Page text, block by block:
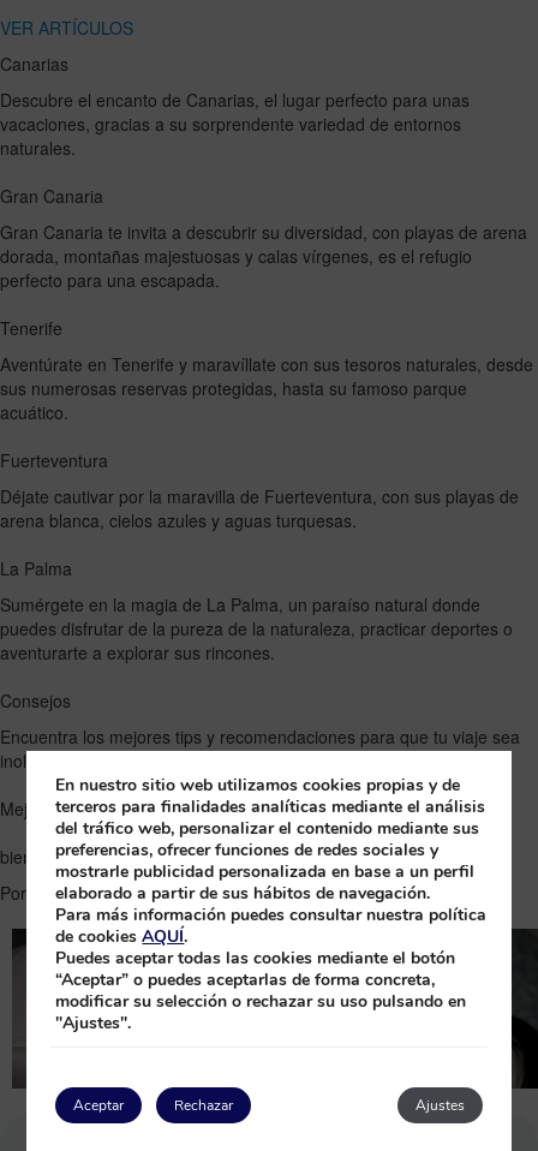
VER ARTÍCULOS
Canarias
Descubre el encanto de Canarias, el lugar perfecto para unas
vacaciones, gracias a su sorprendente variedad de entornos
naturales.
Gran Canaria
Gran Canaria te invita a descubrir su diversidad, con playas de arena
dorada, montañas majestuosas y calas vírgenes, es el refugio
perfecto para una escapada.
Tenerife
Aventúrate en Tenerife y maravíllate con sus tesoros naturales, desde
sus numerosas reservas protegidas, hasta su famoso parque
acuático.
Fuerteventura
Déjate cautivar por la maravilla de Fuerteventura, con sus playas de
arena blanca, cielos azules y aguas turquesas.
La Palma
Sumérgete en la magia de La Palma, un paraíso natural donde
puedes disfrutar de la pureza de la naturaleza, practicar deportes o
aventurarte a explorar sus rincones.
Consejos
Encuentra los mejores tips y recomendaciones para que tu viaje sea
inolvidable.
Mejores hoteles con spa en Canarias: experiencias wellness y
bienestar
Por
marketingprincess|25 May, 2026|0 comentarios
En nuestro sitio web utilizamos cookies propias y de
terceros para finalidades analíticas mediante el análisis
del tráfico web, personalizar el contenido mediante sus
preferencias, ofrecer funciones de redes sociales y
mostrarle publicidad personalizada en base a un perfil
elaborado a partir de sus hábitos de navegación.
Para más información puedes consultar nuestra política
de cookiesAQUÍ.
Puedes aceptar todas las cookies mediante el botón
“Aceptar” o puedes aceptarlas de forma concreta,
modificar su selección o rechazar su uso pulsando en
"Ajustes".
Aceptar Ajustes
Rechazar